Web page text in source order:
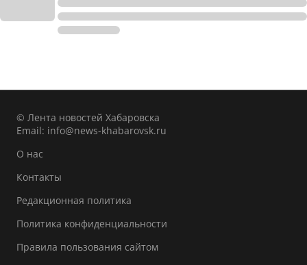
© Лента новостей Хабаровска
Email: info@news-khabarovsk.ru
О нас
Контакты
Редакционная политика
Политика конфиденциальности
Правила пользования сайтом